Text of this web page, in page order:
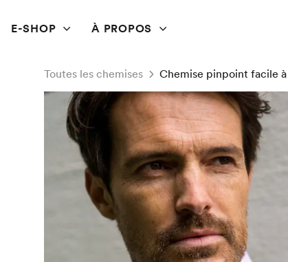
E-SHOP À PROPOS
Toutes les chemises Chemise pinpoint facile